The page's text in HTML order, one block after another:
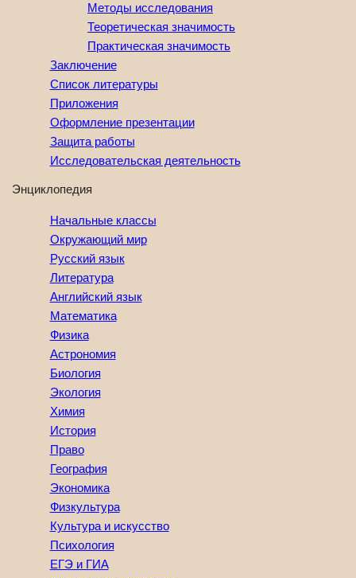
Методы исследования
Теоретическая значимость
Практическая значимость
Заключение
Список литературы
Приложения
Оформление презентации
Защита работы
Исследовательская деятельность
Энциклопедия
Начальные классы
Окружающий мир
Русский язык
Литература
Английский язык
Математика
Физика
Астрономия
Биология
Экология
Химия
История
Право
География
Экономика
Физкультура
Культура и искусство
Психология
ЕГЭ и ГИА